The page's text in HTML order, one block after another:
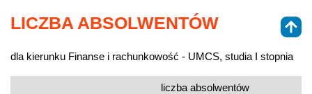
LICZBA ABSOLWENTÓW
dla kierunku Finanse i rachunkowość - UMCS, studia I stopnia
liczba absolwentów